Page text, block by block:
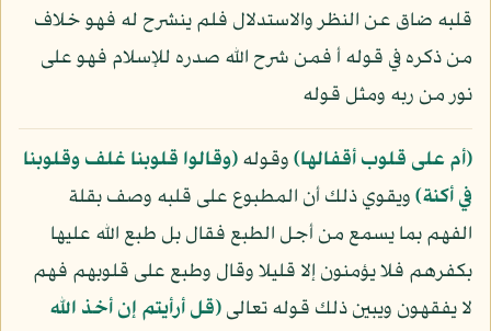
قلبه ضاق عن النظر والاستدلال فلم ينشرح له فهو خلاف
من ذكره في قوله أ فمن شرح الله صدره للإسلام فهو على
نور من ربه ومثل قوله
﴿أم على قلوب أقفالها﴾وقوله﴿وقالوا قلوبنا غلف وقلوبنا
في أكنة﴾ويقوي ذلك أن المطبوع على قلبه وصف بقلة
الفهم بما يسمع من أجل الطبع فقال بل طبع الله عليها
بكفرهم فلا يؤمنون إلا قليلا وقال وطبع على قلوبهم فهم
لا يفقهون ويبين ذلك قوله تعالى﴿قل أرأيتم إن أخذ الله